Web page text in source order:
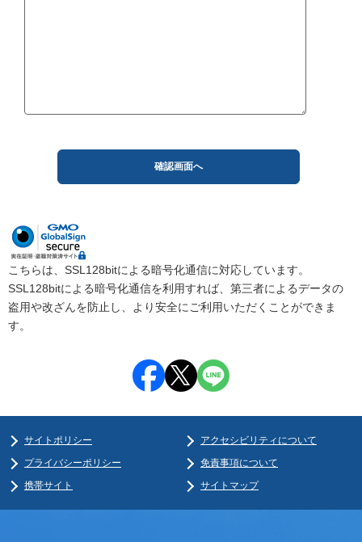
こちらは、SSL128bitによる暗号化通信に対応しています。
SSL128bitによる暗号化通信を利用すれば、第三者によるデータの
盗用や改ざんを防止し、より安全にご利用いただくことができま
す。
サイトポリシー
アクセシビリティについて
プライバシーポリシー
免責事項について
携帯サイト
サイトマップ